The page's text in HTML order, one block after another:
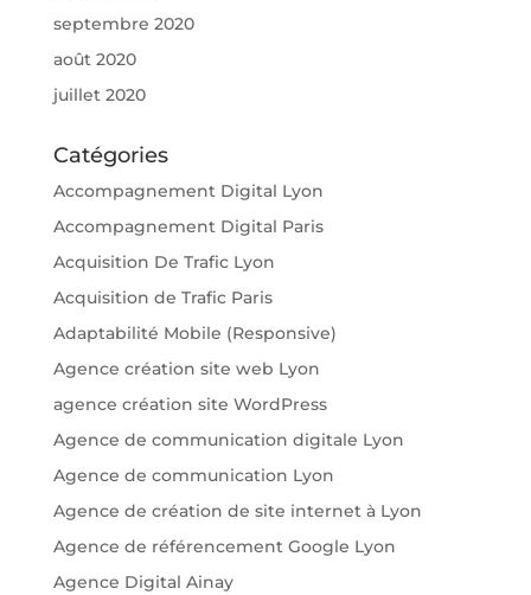
septembre 2020
août 2020
juillet 2020
Catégories
Accompagnement Digital Lyon
Accompagnement Digital Paris
Acquisition De Trafic Lyon
Acquisition de Trafic Paris
Adaptabilité Mobile (Responsive)
Agence création site web Lyon
agence création site WordPress
Agence de communication digitale Lyon
Agence de communication Lyon
Agence de création de site internet à Lyon
Agence de référencement Google Lyon
Agence Digital Ainay